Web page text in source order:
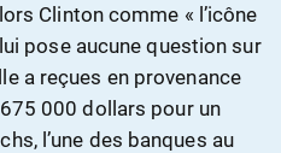
Clinton comme « l’icône
pose aucune question sur
a reçues en provenance
000 dollars pour un
l’une des banques au